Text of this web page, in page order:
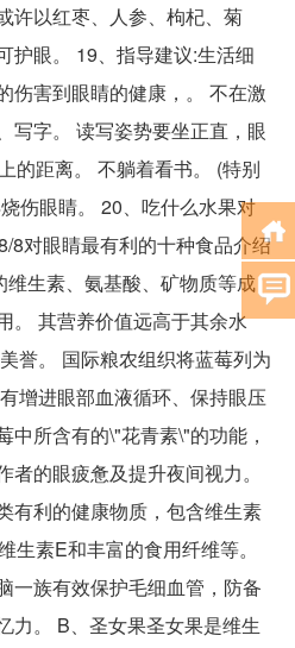
许以红枣、人参、枸杞、菊
护眼。 19、指导建议:生活细
伤害到眼睛的健康，。 不在激
写字。 读写姿势要坐正直，眼
的距离。 不躺着看书。 (特别
伤眼睛。 20、吃什么水果对
8对眼睛最有利的十种食品介绍
生素、氨基酸、矿物质等成
。 其营养价值远高于其余水
誉。 国际粮农组织将蓝莓列为
增进眼部血液循环、保持眼压
中所含有的\"花青素\"的功能，
的眼疲惫及提升夜间视力。
有利的健康物质，包含维生素
素E和丰富的食用纤维等。
一族有效保护毛细血管，防备
力。 B、圣女果圣女果是维生